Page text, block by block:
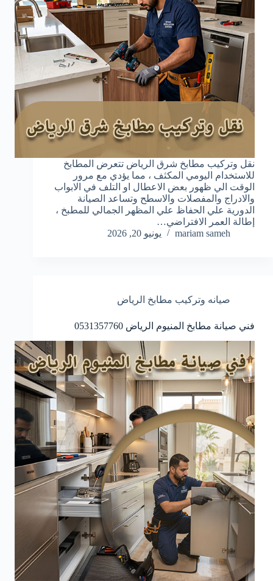
نقل وتركيب مطابخ شرق الرياض تتعرض المطابخ
للاستخدام اليومي المكثف ، مما يؤدي مع مرور
الوقت الي ظهور بعض الاعطال او التلف في الابواب
والادراج والمفصلات والاسطح وتساعد الصيانة
الدورية علي الحفاظ علي المظهر الجمالي للمطبخ ،
إطالة العمر الافتراضي…
mariam sameh
يونيو 20, 2026
صيانه وتركيب مطابخ الرياض
فني صيانة مطابخ المنيوم الرياض 0531357760